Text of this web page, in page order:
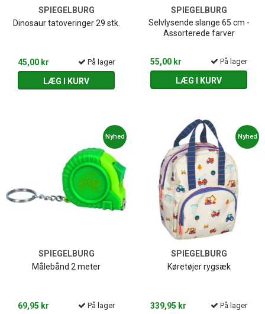
SPIEGELBURG
Dinosaur tatoveringer 29 stk.
45,00 kr På lager
LÆG I KURV
SPIEGELBURG
Selvlysende slange 65 cm -
Assorterede farver
55,00 kr På lager
LÆG I KURV
Nyhed
SPIEGELBURG
Målebånd 2 meter
69,95 kr På lager
Nyhed
SPIEGELBURG
Køretøjer rygsæk
339,95 kr På lager